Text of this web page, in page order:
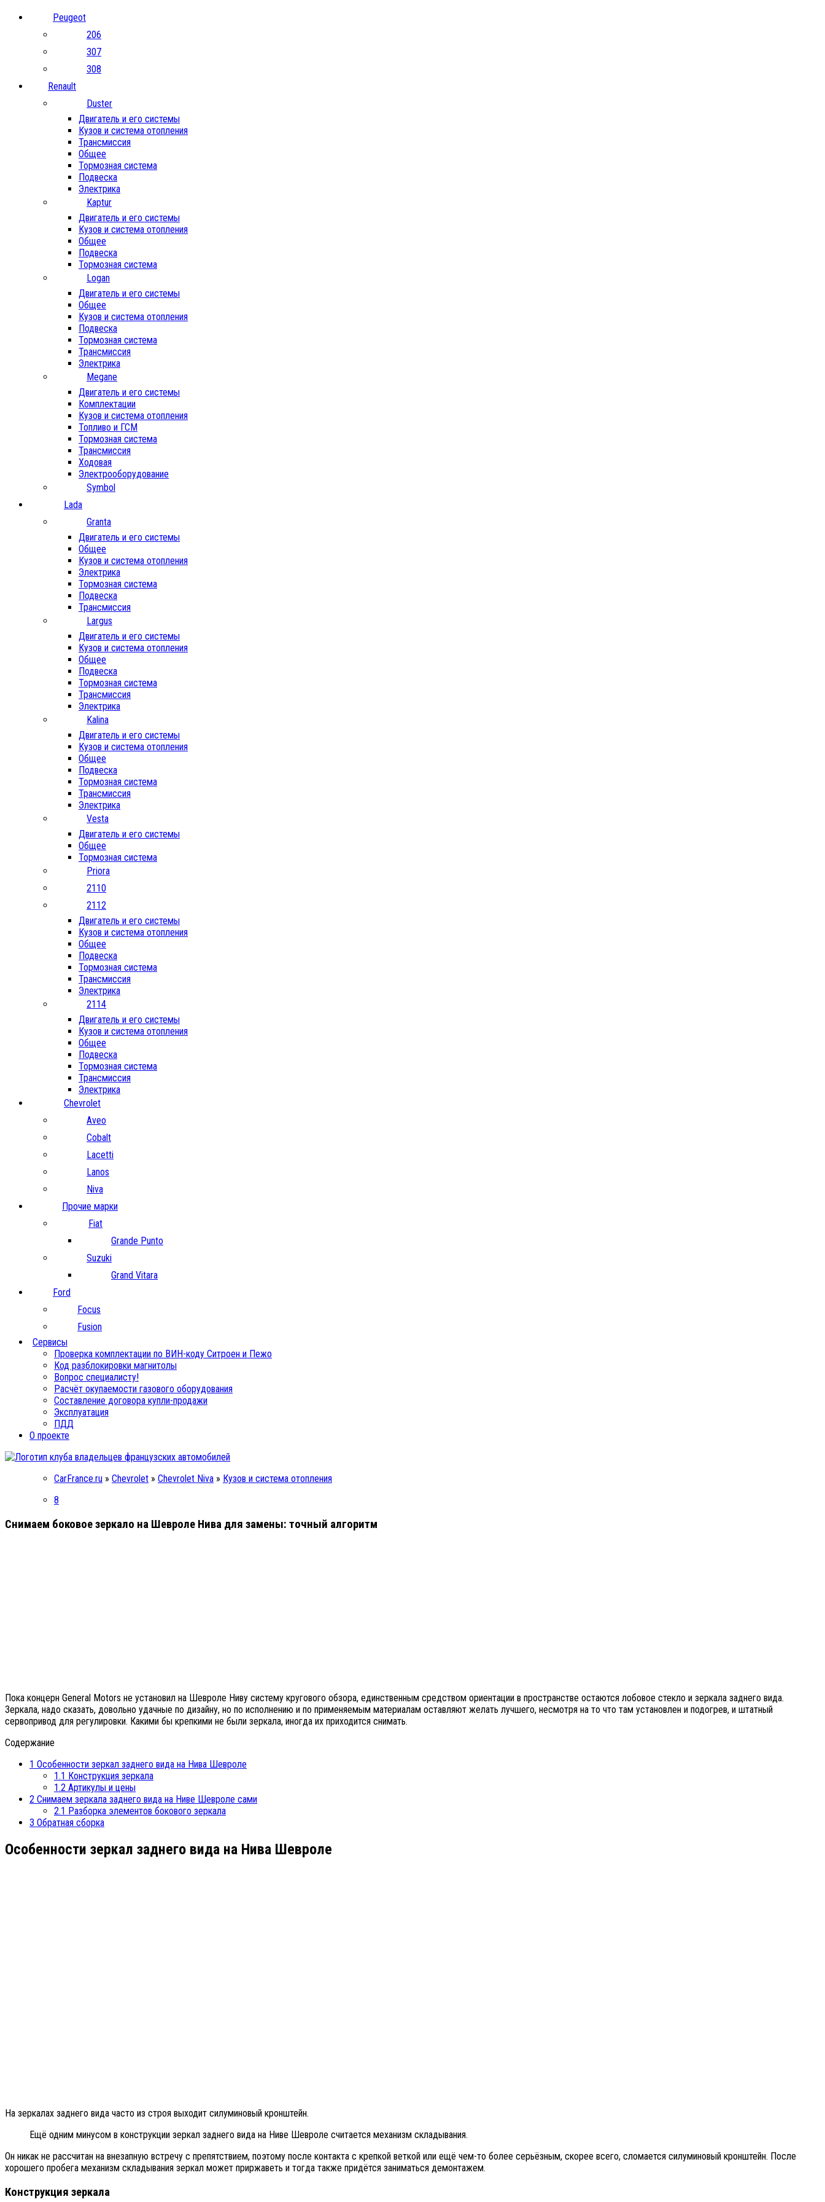
Peugeot
206
307
308
Renault
Duster
Двигатель и его системы
Кузов и система отопления
Трансмиссия
Общее
Тормозная система
Подвеска
Электрика
Kaptur
Двигатель и его системы
Кузов и система отопления
Общее
Подвеска
Тормозная система
Logan
Двигатель и его системы
Общее
Кузов и система отопления
Подвеска
Тормозная система
Трансмиссия
Электрика
Megane
Двигатель и его системы
Комплектации
Кузов и система отопления
Топливо и ГСМ
Тормозная система
Трансмиссия
Ходовая
Электрооборудование
Symbol
Lada
Granta
Двигатель и его системы
Общее
Кузов и система отопления
Электрика
Тормозная система
Подвеска
Трансмиссия
Largus
Двигатель и его системы
Кузов и система отопления
Общее
Подвеска
Тормозная система
Трансмиссия
Электрика
Kalina
Двигатель и его системы
Кузов и система отопления
Общее
Подвеска
Тормозная система
Трансмиссия
Электрика
Vesta
Двигатель и его системы
Общее
Тормозная система
Priora
2110
2112
Двигатель и его системы
Кузов и система отопления
Общее
Подвеска
Тормозная система
Трансмиссия
Электрика
2114
Двигатель и его системы
Кузов и система отопления
Общее
Подвеска
Тормозная система
Трансмиссия
Электрика
Chevrolet
Aveo
Cobalt
Lacetti
Lanos
Niva
Прочие марки
Fiat
Grande Punto
Suzuki
Grand Vitara
Ford
Focus
Fusion
Сервисы
Проверка комплектации по ВИН-коду Ситроен и Пежо
Код разблокировки магнитолы
Вопрос специалисту!
Расчёт окупаемости газового оборудования
Составление договора купли-продажи
Эксплуатация
ПДД
О проекте
CarFrance.ru » Chevrolet » Chevrolet Niva » Кузов и система отопления
8
Снимаем боковое зеркало на Шевроле Нива для замены: точный алгоритм
Пока концерн General Motors не установил на Шевроле Ниву систему кругового обзора, единственным средством ориентации в пространстве остаются лобовое стекло и зеркала заднего вида.
Зеркала, надо сказать, довольно удачные по дизайну, но по исполнению и по применяемым материалам оставляют желать лучшего, несмотря на то что там установлен и подогрев, и штатный
сервопривод для регулировки. Какими бы крепкими не были зеркала, иногда их приходится снимать.
Содержание
1 Особенности зеркал заднего вида на Нива Шевроле
1.1 Конструкция зеркала
1.2 Артикулы и цены
2 Снимаем зеркала заднего вида на Ниве Шевроле сами
2.1 Разборка элементов бокового зеркала
3 Обратная сборка
Особенности зеркал заднего вида на Нива Шевроле
На зеркалах заднего вида часто из строя выходит силуминовый кронштейн.
Ещё одним минусом в конструкции зеркал заднего вида на Ниве Шевроле считается механизм складывания.
Он никак не рассчитан на внезапную встречу с препятствием, поэтому после контакта с крепкой веткой или ещё чем-то более серьёзным, скорее всего, сломается силуминовый кронштейн. После
хорошего пробега механизм складывания зеркал может приржаветь и тогда также придётся заниматься демонтажем.
Конструкция зеркала